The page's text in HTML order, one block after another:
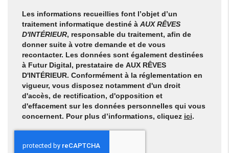
Les informations recueillies font l’objet d’un
traitement informatique destiné àAUX RÊVES
D'INTÉRIEUR, responsable du traitement, afin de
donner suite à votre demande et de vous
recontacter. Les données sont également destinées
à Futur Digital, prestataire de AUX RÊVES
D'INTÉRIEUR. Conformément à la réglementation en
vigueur, vous disposez notamment d'un droit
d'accès, de rectification, d'opposition et
d'effacement sur les données personnelles qui vous
concernent. Pour plus d’informations, cliquez ici.